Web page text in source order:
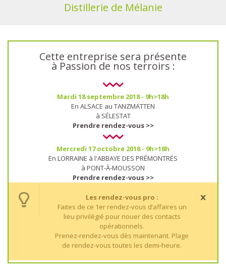
Distillerie de Mélanie
Cette entreprise sera présente
à Passion de nos terroirs :
Mardi 18 septembre 2018 - 9h>18h
En ALSACE au TANZMATTEN
à SÉLESTAT
Prendre rendez-vous >>
Mercredi 17 octobre 2018 - 9h>18h
En LORRAINE à l'ABBAYE DES PRÉMONTRÉS
à PONT-À-MOUSSON
Prendre rendez-vous >>
Les rendez-vous pro :
Faites de ce 1er rendez-vous d’affaires un
lieu privilégié pour nouer des contacts
opérationnels.
Prenez-rendez-vous dès maintenant. Plage
de rendez-vous toutes les demi-heure.